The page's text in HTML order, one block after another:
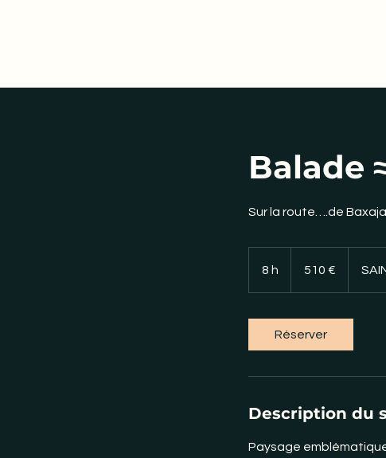
Balade
Sur la route….de
8 h
h
510 €
Réserver
Description du
Paysage